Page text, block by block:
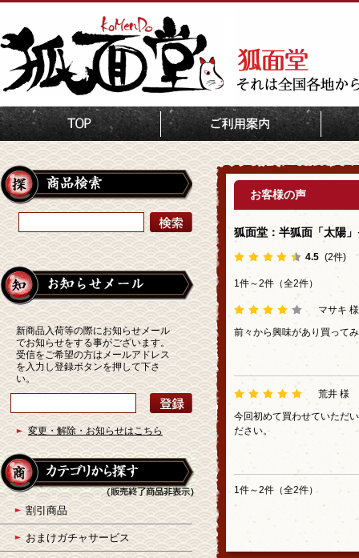
お客様の声
狐面堂：半狐面「太陽
4.5 (2件)
1件～2件（全2件）
マサキ 様
前々から興味があり買って
荒井 様
今回初めて買わせていただ
ださい。
1件～2件（全2件）
新商品入荷等の際にお知らせメール
でお知らせをする事がございます。
受信をご希望の方はメールアドレス
を入力し登録ボタンを押して下さ
い。
変更・解除・お知らせはこちら
割引商品
おまけガチャサービス